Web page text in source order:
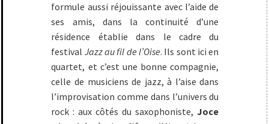
formule aussi réjouissante avec l’aide de
ses amis, dans la continuité d’une
résidence établie dans le cadre du
festival Jazz au fil de l’Oise. Ils sont ici en
quartet, et c’est une bonne compagnie,
celle de musiciens de jazz, à l’aise dans
l’improvisation comme dans l’univers du
rock : aux côtés du saxophoniste,Joce